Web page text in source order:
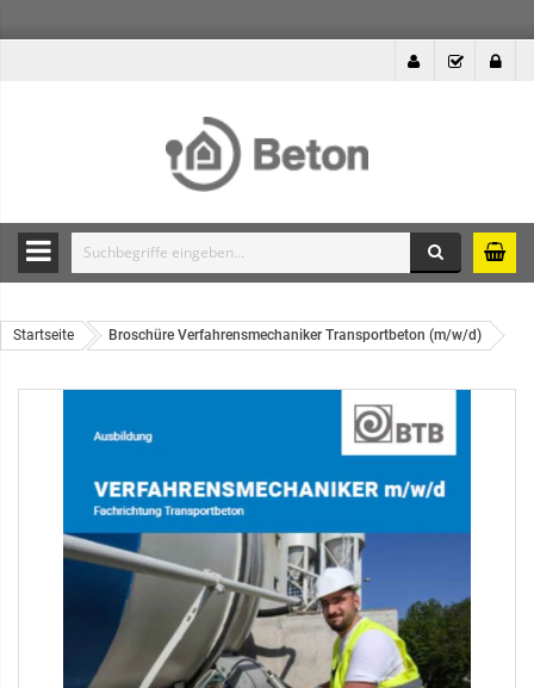
Durchsuche
Produkte
des
Startseite Broschüre Verfahrensmechaniker Transportbeton (m/w/d)